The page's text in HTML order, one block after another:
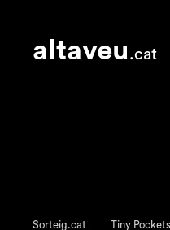
altaveu.cat
Sorteig.cat Tiny Pockets